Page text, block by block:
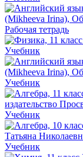
Рабочая тетрадь
Учебник
Учебник
Учебник
Учебник